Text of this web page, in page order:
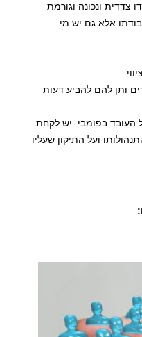
צדדית ונכונה וגורמת
אלא גם יש מי
ותן להם להביע דעות
העובד בפומבי. יש לקחת
ועל התיקון שעליו